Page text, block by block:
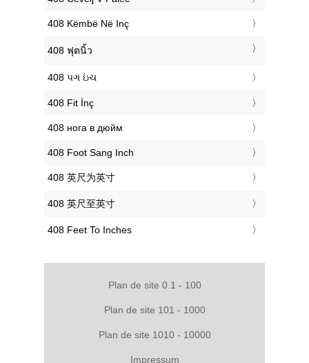
‎408 Këmbë Në Inç
‎408 ฟุตนิ้ว
‎408 પગ ઇંચ
‎408 Fit İnç
‎408 нога в дюйм
‎408 Foot Sang Inch
‎408 英尺为英寸
‎408 英尺至英寸
‎408 Feet To Inches
Plan de site 0.1 - 100
Plan de site 101 - 1000
Plan de site 1010 - 10000
Impressum